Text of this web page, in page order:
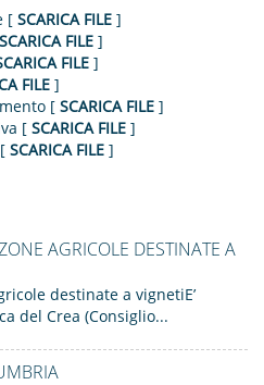
[ SCARICA FILE ]
SCARICA FILE ]
FILE ]
FILE ]
[ SCARICA FILE ]
[ SCARICA FILE ]
SCARICA FILE ]
AGRICOLE DESTINATE A
destinate a vignetiE’
del Crea (Consiglio...